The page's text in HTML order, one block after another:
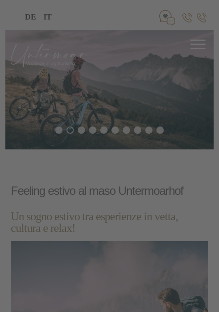
DE IT
Feeling estivo al maso Untermoarhof
Un sogno estivo tra esperienze in vetta,
cultura e relax!